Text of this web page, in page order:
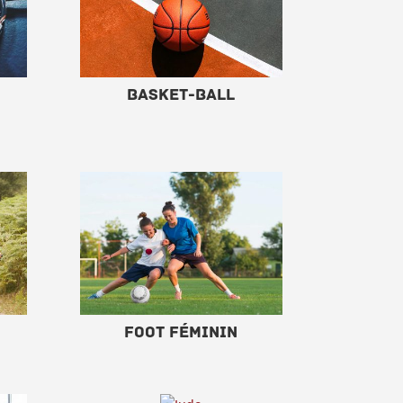
Basket-ball
Foot Féminin